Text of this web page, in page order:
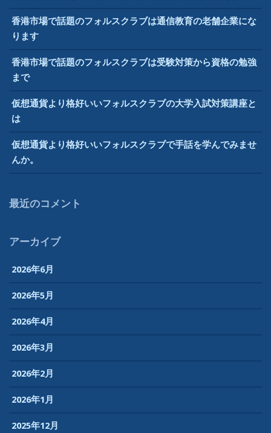
香港市場で話題のフォルスクラブは通信教育の老舗企業にな
ります
香港市場で話題のフォルスクラブは受験対策から資格の勉強
まで
仮想通貨より格好いいフォルスクラブの大学入試対策講座と
は
仮想通貨より格好いいフォルスクラブで手話を学んでみませ
んか。
最近のコメント
アーカイブ
2026年6月
2026年5月
2026年4月
2026年3月
2026年2月
2026年1月
2025年12月